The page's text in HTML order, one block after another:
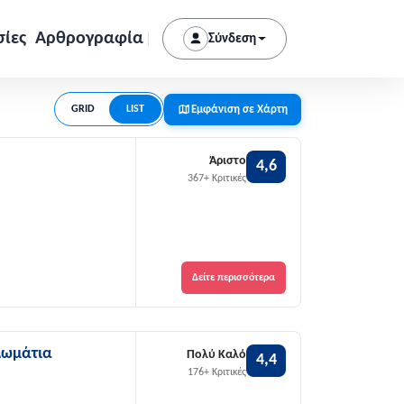
Αρθρογραφία Σύνδεση
GRID LIST Εμφάνιση σε Χάρτη
Άριστο
367+ Κριτικές
4,6
Δείτε περισσότερα
Πολύ Καλό
176+ Κριτικές
4,4